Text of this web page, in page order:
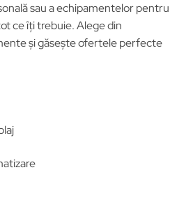
sau a echipamentelor pentru
ce îți trebuie. Alege din
și găsește ofertele perfecte